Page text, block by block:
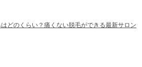
どのくらい？痛くない脱毛ができる最新サロン